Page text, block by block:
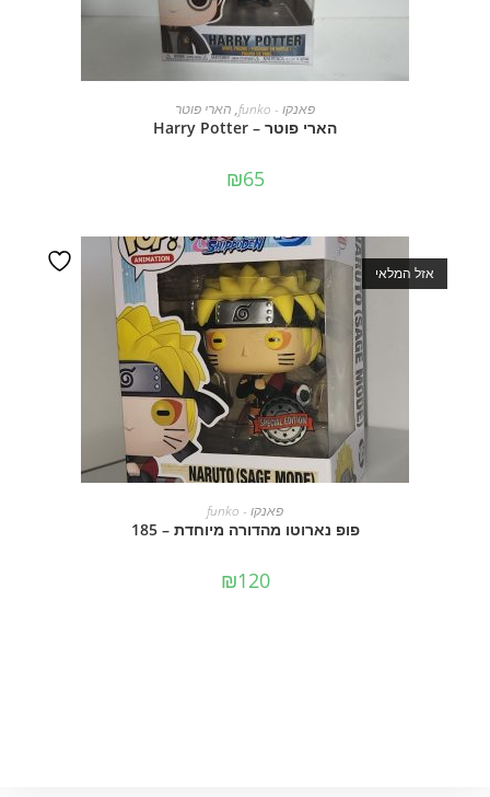
מידע נוסףפאנקו - funko , הארי פוטר
הארי פוטר – Harry Potter
₪65
אזל המלאי
מידע נוסף
פאנקו - funko
פופ נארוטו מהדורה מיוחדת – 185
₪120